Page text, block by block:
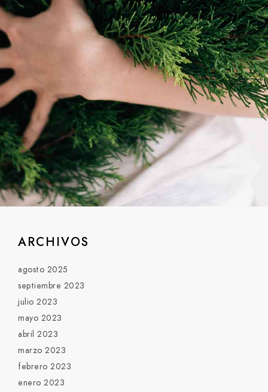
ARCHIVOS
agosto 2025
septiembre 2023
julio 2023
mayo 2023
abril 2023
marzo 2023
febrero 2023
enero 2023